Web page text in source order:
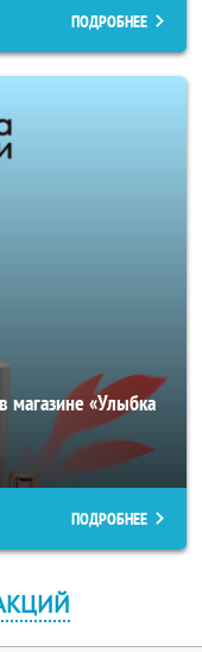
ПОДРОБНЕЕ
магазине «Улыбка
ПОДРОБНЕЕ